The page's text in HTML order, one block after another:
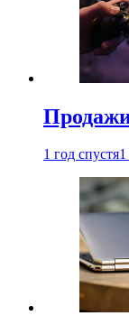
1 год спустя